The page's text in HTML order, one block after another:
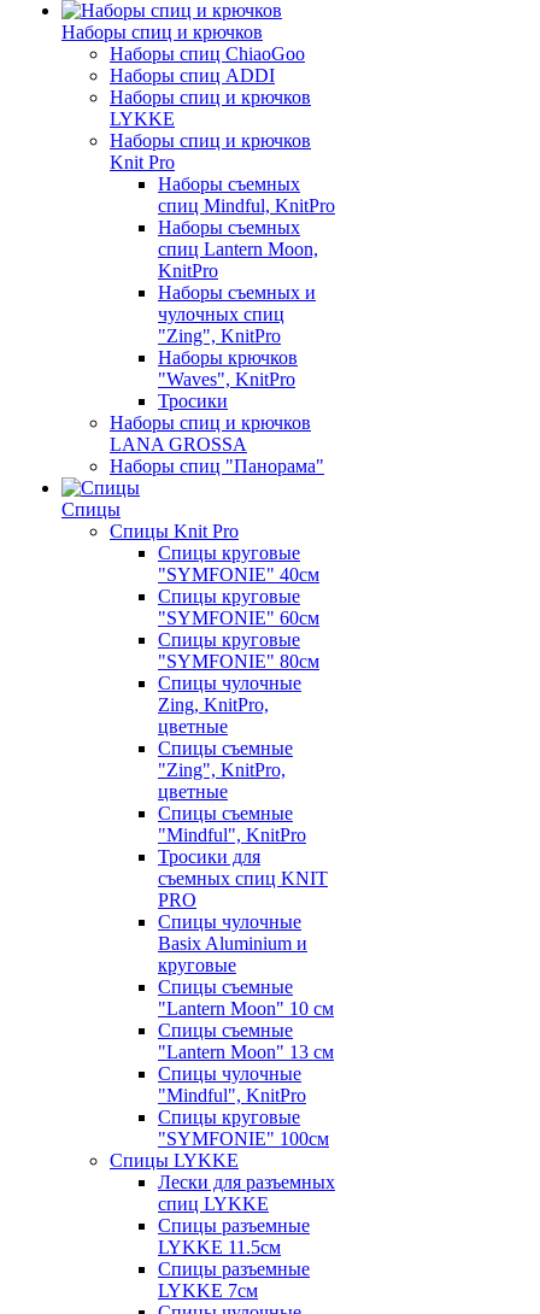
Наборы спиц и крючков
Наборы спиц ChiaoGoo
Наборы спиц ADDI
Наборы спиц и крючков
LYKKE
Наборы спиц и крючков
Knit Pro
Наборы съемных
спиц Mindful, KnitPro
Наборы съемных
спиц Lantern Moon,
KnitPro
Наборы съемных и
чулочных спиц
"Zing", KnitPro
Наборы крючков
"Waves", KnitPro
Тросики
Наборы спиц и крючков
LANA GROSSA
Наборы спиц "Панорама"
Спицы
Спицы Knit Pro
Спицы круговые
"SYMFONIE" 40см
Спицы круговые
"SYMFONIE" 60см
Спицы круговые
"SYMFONIE" 80см
Спицы чулочные
Zing, KnitPro,
цветные
Спицы съемные
"Zing", KnitPro,
цветные
Спицы съемные
"Mindful", KnitPro
Тросики для
съемных спиц KNIT
PRO
Спицы чулочные
Basix Aluminium и
круговые
Спицы съемные
"Lantern Moon" 10 см
Спицы съемные
"Lantern Moon" 13 см
Спицы чулочные
"Mindful", KnitPro
Спицы круговые
"SYMFONIE" 100см
Спицы LYKKE
Лески для разъемных
спиц LYKKE
Спицы разъемные
LYKKE 11.5см
Спицы разъемные
LYKKE 7см